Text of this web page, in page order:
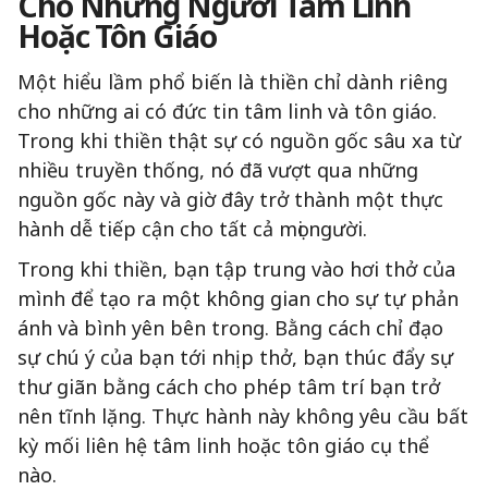
Hoặc Tôn Giáo
Một hiểu lầm phổ biến là thiền chỉ dành riêng
cho những ai có đức tin tâm linh và tôn giáo.
Trong khi thiền thật sự có nguồn gốc sâu xa từ
nhiều truyền thống, nó đã vượt qua những
nguồn gốc này và giờ đây trở thành một thực
hành dễ tiếp cận cho tất cả mọi người.
Trong khi thiền, bạn tập trung vào hơi thở của
mình để tạo ra một không gian cho sự tự phản
ánh và bình yên bên trong. Bằng cách chỉ đạo
sự chú ý của bạn tới nhịp thở, bạn thúc đẩy sự
thư giãn bằng cách cho phép tâm trí bạn trở
nên tĩnh lặng. Thực hành này không yêu cầu bất
kỳ mối liên hệ tâm linh hoặc tôn giáo cụ thể
nào.